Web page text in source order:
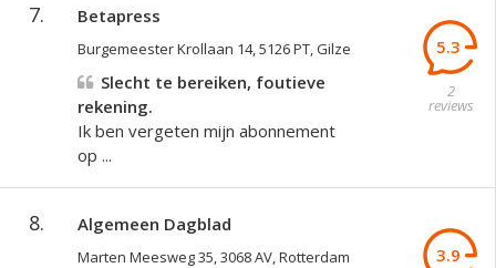
7. Betapress
Burgemeester Krollaan 14, 5126 PT, Gilze 5.3
2
reviews
Slecht te bereiken, foutieve
rekening.
Ik ben vergeten mijn abonnement
op ...
8. Algemeen Dagblad
Marten Meesweg 35, 3068 AV, Rotterdam 3.9